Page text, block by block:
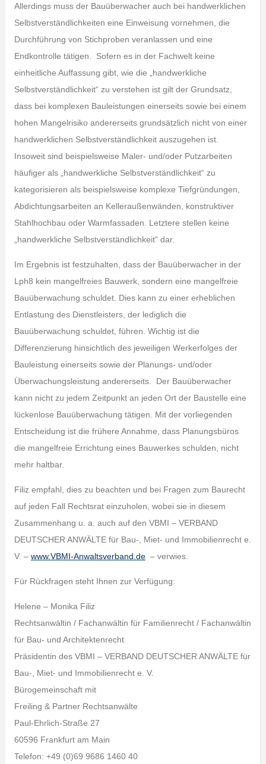
Allerdings muss der Bauüberwacher auch bei handwerklichen
Selbstverständlichkeiten eine Einweisung vornehmen, die
Durchführung von Stichproben veranlassen und eine
Endkontrolle tätigen. Sofern es in der Fachwelt keine
einheitliche Auffassung gibt, wie die „handwerkliche
Selbstverständlichkeit“ zu verstehen ist gilt der Grundsatz,
dass bei komplexen Bauleistungen einerseits sowie bei einem
hohen Mangelrisiko andererseits grundsätzlich nicht von einer
handwerklichen Selbstverständlichkeit auszugehen ist.
Insoweit sind beispielsweise Maler- und/oder Putzarbeiten
häufiger als „handwerkliche Selbstverständlichkeit“ zu
kategorisieren als beispielsweise komplexe Tiefgründungen,
Abdichtungsarbeiten an Kelleraußenwänden, konstruktiver
Stahlhochbau oder Warmfassaden. Letztere stellen keine
„handwerkliche Selbstverständlichkeit“ dar.
Im Ergebnis ist festzuhalten, dass der Bauüberwacher in der
Lph8 kein mangelfreies Bauwerk, sondern eine mangelfreie
Bauüberwachung schuldet. Dies kann zu einer erheblichen
Entlastung des Dienstleisters, der lediglich die
Bauüberwachung schuldet, führen. Wichtig ist die
Differenzierung hinsichtlich des jeweiligen Werkerfolges der
Bauleistung einerseits sowie der Planungs- und/oder
Überwachungsleistung andererseits. Der Bauüberwacher
kann nicht zu jedem Zeitpunkt an jeden Ort der Baustelle eine
lückenlose Bauüberwachung tätigen. Mit der vorliegenden
Entscheidung ist die frühere Annahme, dass Planungsbüros
die mangelfreie Errichtung eines Bauwerkes schulden, nicht
mehr haltbar.
Filiz empfahl, dies zu beachten und bei Fragen zum Baurecht
auf jeden Fall Rechtsrat einzuholen, wobei sie in diesem
Zusammenhang u. a. auch auf den VBMI – VERBAND
DEUTSCHER ANWÄLTE für Bau-, Miet- und Immobilienrecht e.
V. – www.VBMI-Anwaltsverband.de– verwies.
Für Rückfragen steht Ihnen zur Verfügung:
Helene – Monika Filiz
Rechtsanwältin / Fachanwältin für Familienrecht / Fachanwältin
für Bau- und Architektenrecht
Präsidentin des VBMI – VERBAND DEUTSCHER ANWÄLTE für
Bau-, Miet- und Immobilienrecht e. V.
Bürogemeinschaft mit
Freiling & Partner Rechtsanwälte
Paul-Ehrlich-Straße 27
60596 Frankfurt am Main
Telefon: +49 (0)69 9686 1460 40